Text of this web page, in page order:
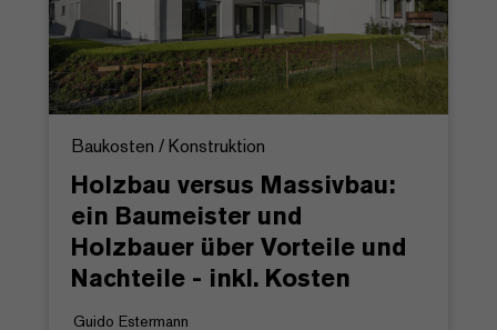
Baukosten / Konstruktion
Holzbau versus Massivbau:
ein Baumeister und
Holzbauer über Vorteile und
Nachteile - inkl. Kosten
Guido Estermann